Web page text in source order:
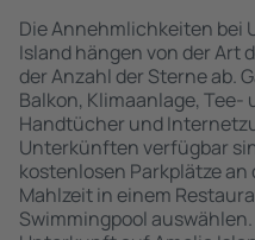
Die Annehmlichkeiten bei
Island hängen von der Art
der Anzahl der Sterne ab.
Balkon, Klimaanlage, Tee-
Handtücher und
Unterkünften verfügbar
kostenlosen Parkplätze
Mahlzeit in einem
Swimmingpool